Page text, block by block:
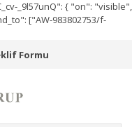
_9l57unQ": { "on": "visible",
["AW-983802753/f-
Formu